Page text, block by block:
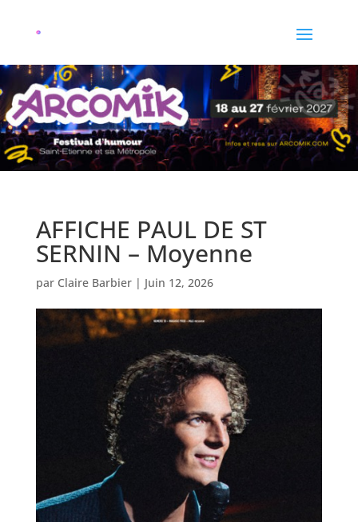
AFFICHE PAUL DE ST
SERNIN – Moyenne
par Claire Barbier| Juin 12, 2026